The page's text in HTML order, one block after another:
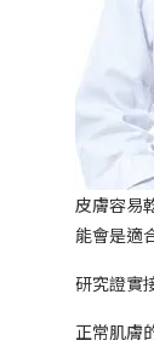
皮膚容易
能會是適
研究證實
正常肌膚